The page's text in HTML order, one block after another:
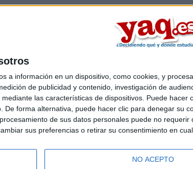
a información en un dispositivo, como cookies, y
de publicidad y contenido, investigación de
las características de dispositivos. Puede
forma alternativa, puede hacer clic para denegar
de sus datos personales puede no
sus preferencias o retirar su consentimiento en
NO ACEPTO
y colegios mayores en Córdoba
Quiénes somos|Contactar|
Aviso legal|Politica de privacidad|Condiciones
2026Compás Mediterráneo S.L.- Diego de León 47 -